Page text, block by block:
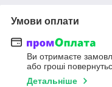
Умови оплати
Ви отримаєте
або гроші
Детальніше